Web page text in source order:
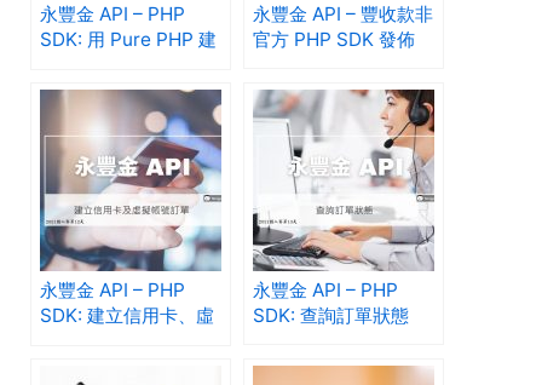
永豐金 API – PHP
SDK: 用 Pure PHP 建
永豐金 API – 豐收款非
官方 PHP SDK 發佈
永豐金 API – PHP
SDK: 建立信用卡、虛
永豐金 API – PHP
SDK: 查詢訂單狀態